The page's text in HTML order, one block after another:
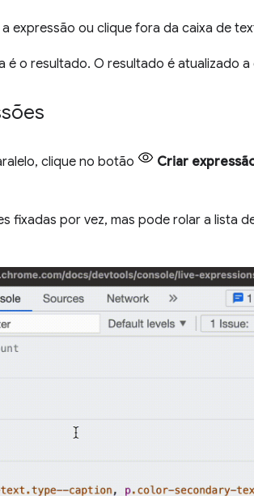
expressão ou clique fora da caixa de
é o resultado. O resultado é atualizado
clique no botão Criar
fixadas por vez, mas pode rolar a lista